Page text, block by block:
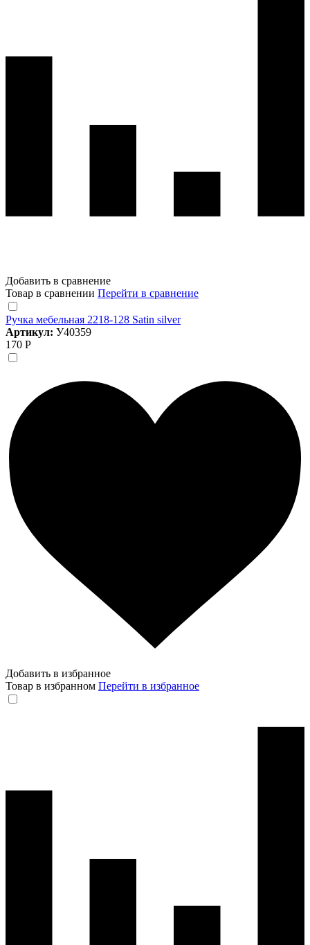
Добавить в сравнение
Товар в сравнении Перейти в сравнение
Ручка мебельная 2218-128 Satin silver
Артикул: У40359
170 Р
Добавить в избранное
Товар в избранном Перейти в избранное